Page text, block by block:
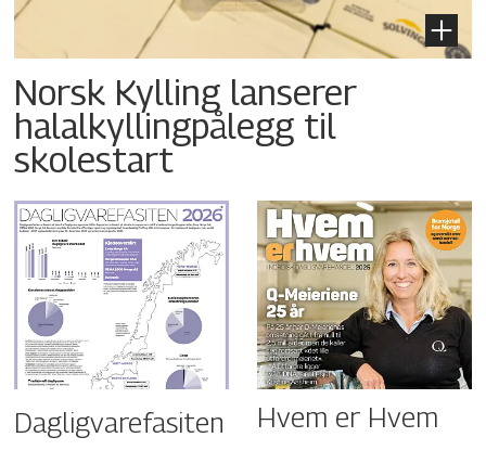
Norsk Kylling lanserer
halalkyllingpålegg til
skolestart
Dagligvarefasiten Hvem er Hvem